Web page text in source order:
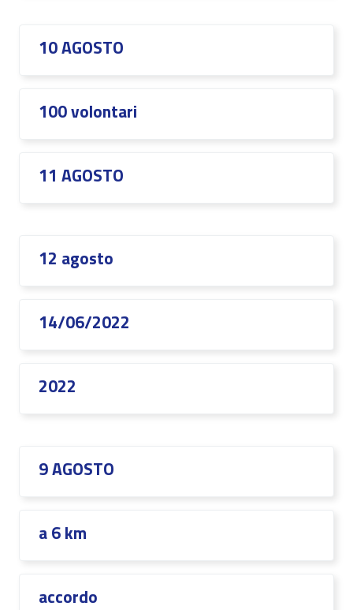
10 AGOSTO
100 volontari
11 AGOSTO
12 agosto
14/06/2022
2022
9 AGOSTO
a 6 km
accordo